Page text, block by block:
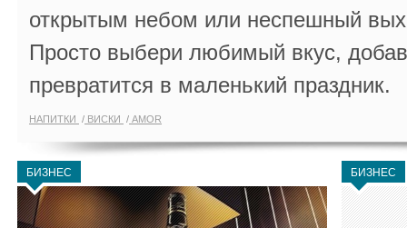
открытым небом или неспешный
Просто выбери любимый вкус,
превратится в маленький праздник.
НАПИТКИ ВИСКИ AMOR
БИЗНЕС БИЗНЕС